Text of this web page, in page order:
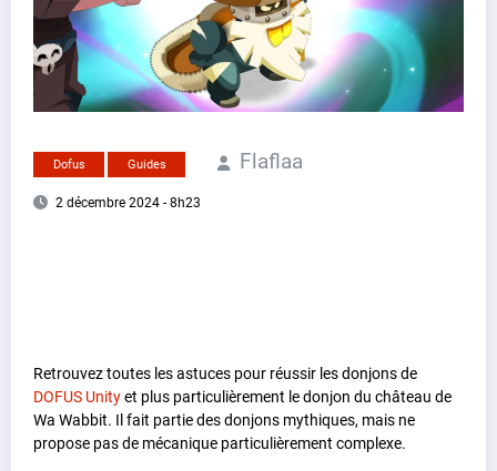
Dofus Guides Flaflaa
2 décembre 2024 - 8h23
Retrouvez toutes les astuces pour réussir les donjons de
DOFUS Unityet plus particulièrement le donjon du château de
Wa Wabbit. Il fait partie des donjons mythiques, mais ne
propose pas de mécanique particulièrement complexe.